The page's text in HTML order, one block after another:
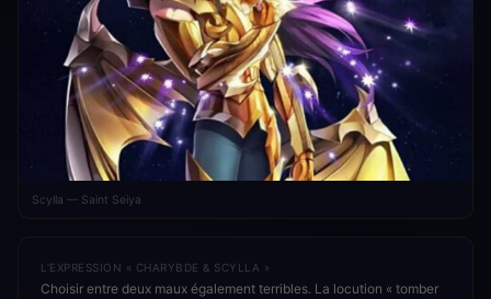
Scylla — Saint Seiya
L'EXPRESSION « CHARYBDE & SCYLLA »
Choisir entre deux maux également terribles. La locution « tomber